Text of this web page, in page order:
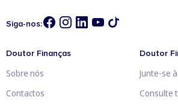
Siga-nos:
Doutor Finanças
Sobre nós
Contactos
Doutor
Junte-se
Consulte